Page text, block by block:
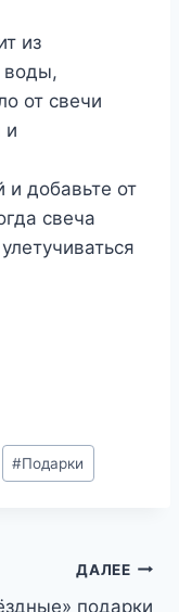
из
воды,
от свечи
и
добавьте от
свеча
#Подарки
ДАЛЕЕ
подарки